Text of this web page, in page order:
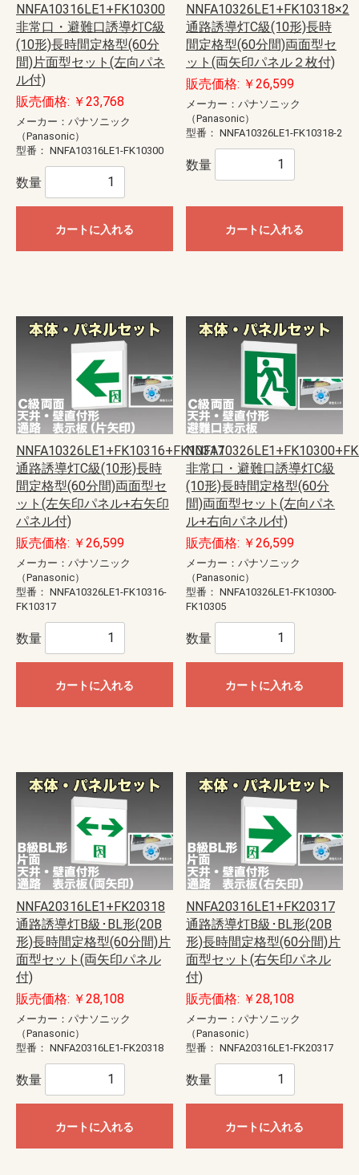
NNFA10316LE1+FK10300
非常口・避難口誘導灯C級
(10形)長時間定格型(60分
間)片面型セット(左向パネ
ル付)
販売価格: ￥23,768
メーカー：パナソニック
（Panasonic）
型番： NNFA10316LE1-FK10300
数量
カートに入れる
NNFA10326LE1+FK10318×2
通路誘導灯C級(10形)長時
間定格型(60分間)両面型セ
ット(両矢印パネル２枚付)
販売価格: ￥26,599
メーカー：パナソニック
（Panasonic）
型番： NNFA10326LE1-FK10318-2
数量
カートに入れる
NNFA10326LE1+FK10316+FK10317
通路誘導灯C級(10形)長時
間定格型(60分間)両面型セ
ット(左矢印パネル+右矢印
パネル付)
販売価格: ￥26,599
メーカー：パナソニック
（Panasonic）
型番： NNFA10326LE1-FK10316-
FK10317
数量
カートに入れる
非常口・避難口誘導灯C級
(10形)長時間定格型(60分
間)両面型セット(左向パネ
ル+右向パネル付)
販売価格: ￥26,599
メーカー：パナソニック
（Panasonic）
型番： NNFA10326LE1-FK10300-
FK10305
数量
カートに入れる
NNFA20316LE1+FK20318
通路誘導灯B級･BL形(20B
形)長時間定格型(60分間)片
面型セット(両矢印パネル
付)
販売価格: ￥28,108
メーカー：パナソニック
（Panasonic）
型番： NNFA20316LE1-FK20318
数量
カートに入れる
NNFA20316LE1+FK20317
通路誘導灯B級･BL形(20B
形)長時間定格型(60分間)片
面型セット(右矢印パネル
付)
販売価格: ￥28,108
メーカー：パナソニック
（Panasonic）
型番： NNFA20316LE1-FK20317
数量
カートに入れる